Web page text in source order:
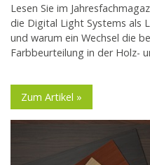
Lesen Sie im
die Digital Light Systems als
und warum ein Wechsel die
Farbbeurteilung in der Holz-
Zum Artikel »